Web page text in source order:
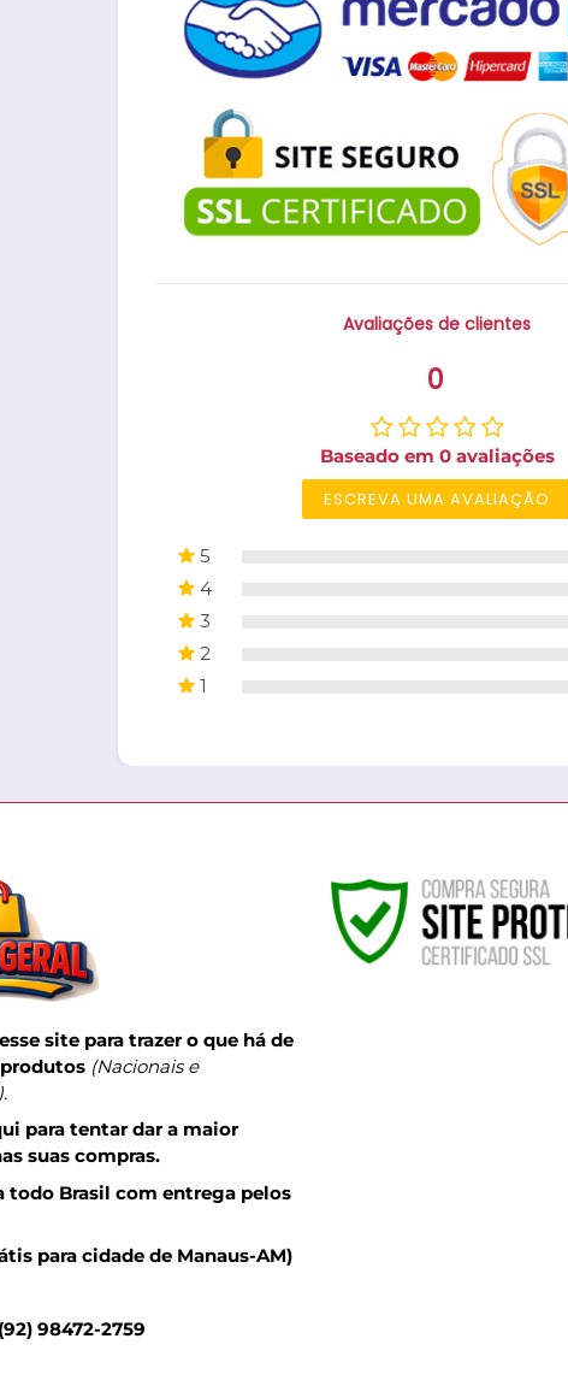
Avaliações de clientes
0
Baseado em 0 avaliações
ESCREVA UMA AVALIAÇÃO
5
4
3
2
1
site para trazer o que há de
(Nacionais e
para tentar dar a maior
suas compras.
todo Brasil com entrega pelos
para cidade de Manaus-AM)
98472-2759